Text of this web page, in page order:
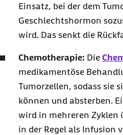
Einsatz, bei der dem
Geschlechtshormon
wird. Das senkt die
Chemotherapie: Die
medikamentöse
Tumorzellen, sodass sie
können und absterben.
wird in mehreren Zyklen
in der Regel als Infusion